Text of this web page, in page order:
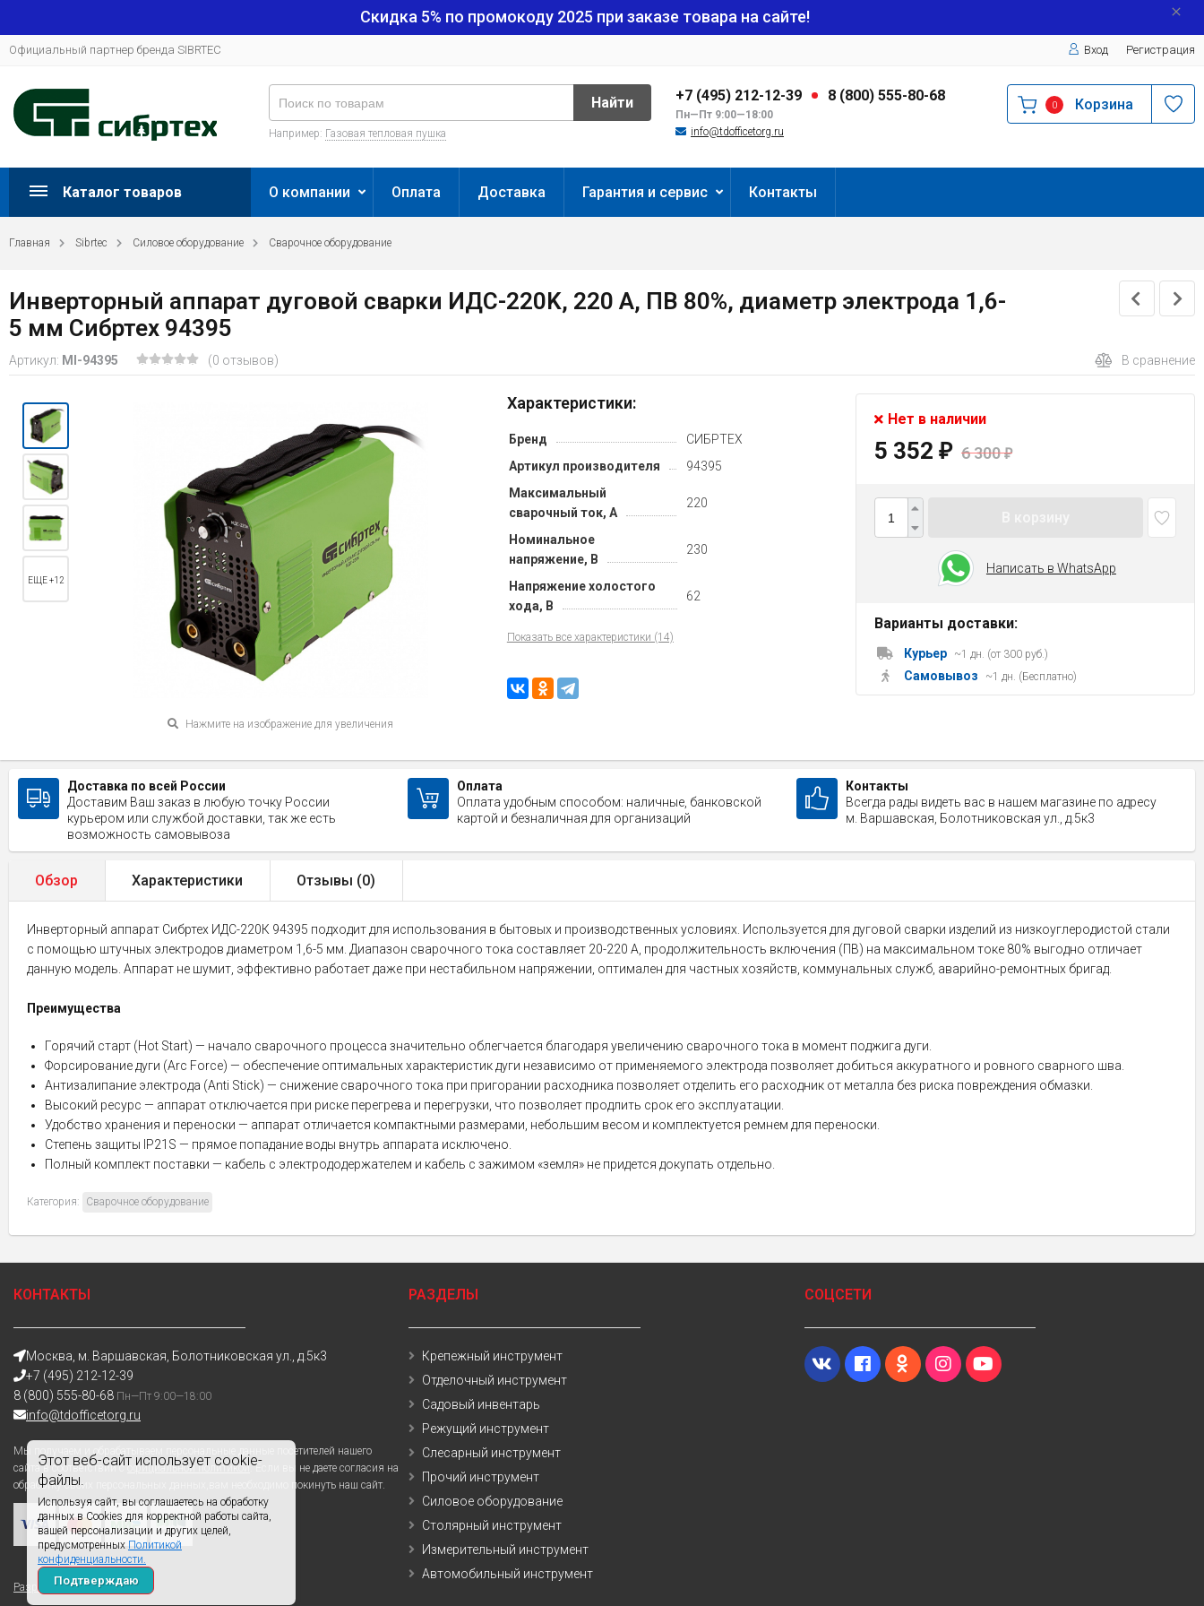
Этот веб-сайт использует cookie-
файлы.
Используя сайт, вы соглашаетесь на обработку
данных в Cookies для корректной работы сайта,
вашей персонализации и других целей,
предусмотренных Политикой
конфиденциальности.
Подтверждаю
Скидка 5% по промокоду 2025 при заказе товара на сайте!
Официальный партнер бренда SIBRTEC Вход Регистрация
+7 (495) 212-12-39 8 (800) 555-80-68
Пн—Пт 9:00—18:00
info@tdofficetorg.ru
Найти
Например: Газовая тепловая пушка
0 Корзина
Каталог товаров О компании Оплата Доставка Гарантия и сервис Контакты
Главная Sibrtec Силовое оборудование Сварочное оборудование
Инверторный аппарат дуговой сварки ИДС-220K, 220 А, ПВ 80%, диаметр электрода 1,6-
5 мм Сибртех 94395
Артикул: MI-94395 (0 отзывов) В сравнение
Нажмите на изображение для увеличения
ЕЩЕ +12
Характеристики:
Бренд
СИБРТЕХ
Артикул производителя
94395
Максимальный
сварочный ток, А
220
Номинальное
напряжение, В
230
Напряжение холостого
хода, В
62
Показать все характеристики (14)
Нет в наличии
5 352 ₽ 6 300₽
Написать в WhatsApp
Варианты доставки:
Курьер ~1 дн. (от 300 руб.)
Самовывоз ~1 дн. (Бесплатно)
Доставка по всей России
Доставим Ваш заказ в любую точку России
курьером или службой доставки, так же есть
возможность самовывоза
Оплата
Оплата удобным способом: наличные, банковской
картой и безналичная для организаций
Контакты
Всегда рады видеть вас в нашем магазине по адресу
м. Варшавская, Болотниковская ул., д.5к3
Обзор Характеристики Отзывы (0)
Инверторный аппарат Сибртех ИДС-220К 94395 подходит для использования в бытовых и производственных условиях. Используется для дуговой сварки изделий из низкоуглеродистой стали
с помощью штучных электродов диаметром 1,6-5 мм. Диапазон сварочного тока составляет 20-220 А, продолжительность включения (ПВ) на максимальном токе 80% выгодно отличает
данную модель. Аппарат не шумит, эффективно работает даже при нестабильном напряжении, оптимален для частных хозяйств, коммунальных служб, аварийно-ремонтных бригад.
Преимущества
Горячий старт (Hot Start) — начало сварочного процесса значительно облегчается благодаря увеличению сварочного тока в момент поджига дуги.
Форсирование дуги (Arc Force) — обеспечение оптимальных характеристик дуги независимо от применяемого электрода позволяет добиться аккуратного и ровного сварного шва.
Антизалипание электрода (Anti Stick) — снижение сварочного тока при пригорании расходника позволяет отделить его расходник от металла без риска повреждения обмазки.
Высокий ресурс — аппарат отключается при риске перегрева и перегрузки, что позволяет продлить срок его эксплуатации.
Удобство хранения и переноски — аппарат отличается компактными размерами, небольшим весом и комплектуется ремнем для переноски.
Степень защиты IP21S — прямое попадание воды внутрь аппарата исключено.
Полный комплект поставки — кабель с электрододержателем и кабель с зажимом «земля» не придется докупать отдельно.
Категория: Сварочное оборудование
КОНТАКТЫ
Москва, м. Варшавская, Болотниковская ул., д.5к3
+7 (495) 212-12-39
8 (800) 555-80-68 Пн—Пт 9:00—18:00
info@tdofficetorg.ru
Мы получаем и обрабатываем персональные данные посетителей нашего
сайта в соответствии с официальной политикой. Если вы не даете согласия на
обработку своих персональных данных,вам необходимо покинуть наш сайт.
Разработано
РАЗДЕЛЫ
Крепежный инструмент
Отделочный инструмент
Садовый инвентарь
Режущий инструмент
Слесарный инструмент
Прочий инструмент
Силовое оборудование
Столярный инструмент
Измерительный инструмент
Автомобильный инструмент
СОЦСЕТИ